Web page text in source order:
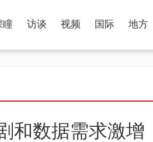
瞳 访谈 视频 国际 地方
和数据需求激增